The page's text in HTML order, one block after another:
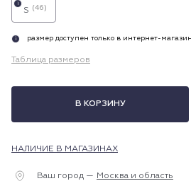
S (46)
i
i размер доступен только в интернет-
Таблица размеров
В КОРЗИНУ
НАЛИЧИЕ В МАГАЗИНАХ
Ваш город — Москва и область